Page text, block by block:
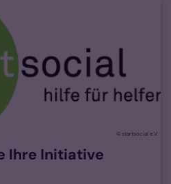
© startsocial e.V.
Ihre Initiative